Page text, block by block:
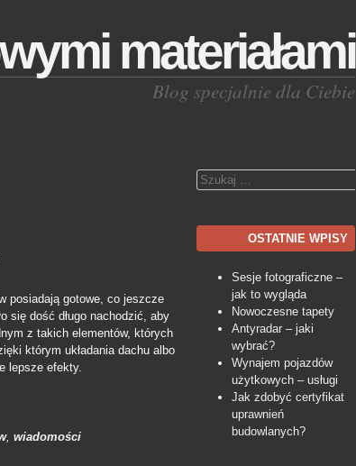
materiałami
Blog specjalnie dla Ciebie
posiadają gotowe, co jeszcze
się dość długo nachodzić, aby
z takich elementów, których
którym układania dachu albo
lepsze efekty.
, wiadomości
Szukaj
OSTATNIE WPISY
Sesje fotograficzne –
jak to wygląda
Nowoczesne tapety
Antyradar – jaki
wybrać?
Wynajem pojazdów
użytkowych – usługi
Jak zdobyć certyfikat
uprawnień
budowlanych?